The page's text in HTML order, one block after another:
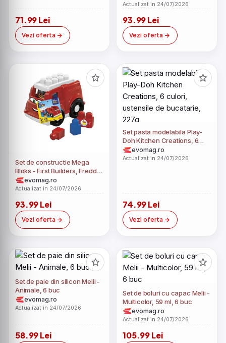
71.99 Lei
Vezi oferta
Actualizat in 24/07/2026
93.99 Lei
Vezi oferta
Set de constructie Mega
Bloks - First Builders, Freddy
Firetruck, 6 piese
evomag.ro
Actualizat in 24/07/2026
93.99 Lei
Vezi oferta
Set pasta modelabila Play-
Doh Kitchen Creations, 6
culori, ustensile de
bucatarie, 227g
evomag.ro
Actualizat in 24/07/2026
74.99 Lei
Vezi oferta
Set de paie din silicon Melii -
Animale, 6 buc
evomag.ro
Actualizat in 24/07/2026
58.99 Lei
Set de boluri cu capac Melii -
Multicolor, 59 ml, 6 buc
evomag.ro
Actualizat in 24/07/2026
105.99 Lei